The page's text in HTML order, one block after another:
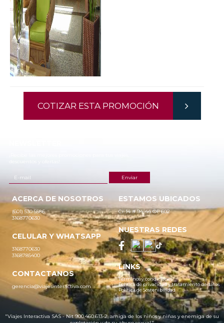
COTIZAR ESTA PROMOCIÓN
ACERCA DE NOSOTROS
(601) 530 5586
3168770630
CELULAR Y WHATSAPP
3168770630
3168785400
CONTACTANOS
gerencia@viajesinteractiva.com
ESTAMOS UBICADOS
Cr 14 # 94-44 OF 602
NUESTRAS REDES
LINKS
Términos y condiciones
Política de privacidad y tratamiento de datos
Política de Sostenibilidad
"Viajes Interactiva SAS - Nit 900.460.613-2, amiga de los niños y niñas y enemiga de su